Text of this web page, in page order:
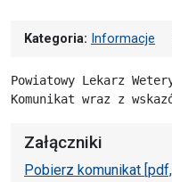
Kategoria: Informacje
Powiatowy Lekarz
Komunikat wraz z
Załączniki
Pobierz komunikat